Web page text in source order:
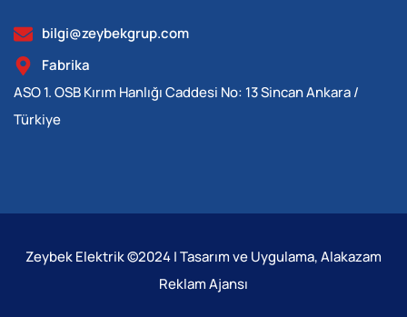
bilgi@zeybekgrup.com
Fabrika
ASO 1. OSB Kırım Hanlığı Caddesi No: 13 Sincan Ankara /
Türkiye
Zeybek Elektrik ©2024 | Tasarım ve Uygulama, Alakazam
Reklam Ajansı